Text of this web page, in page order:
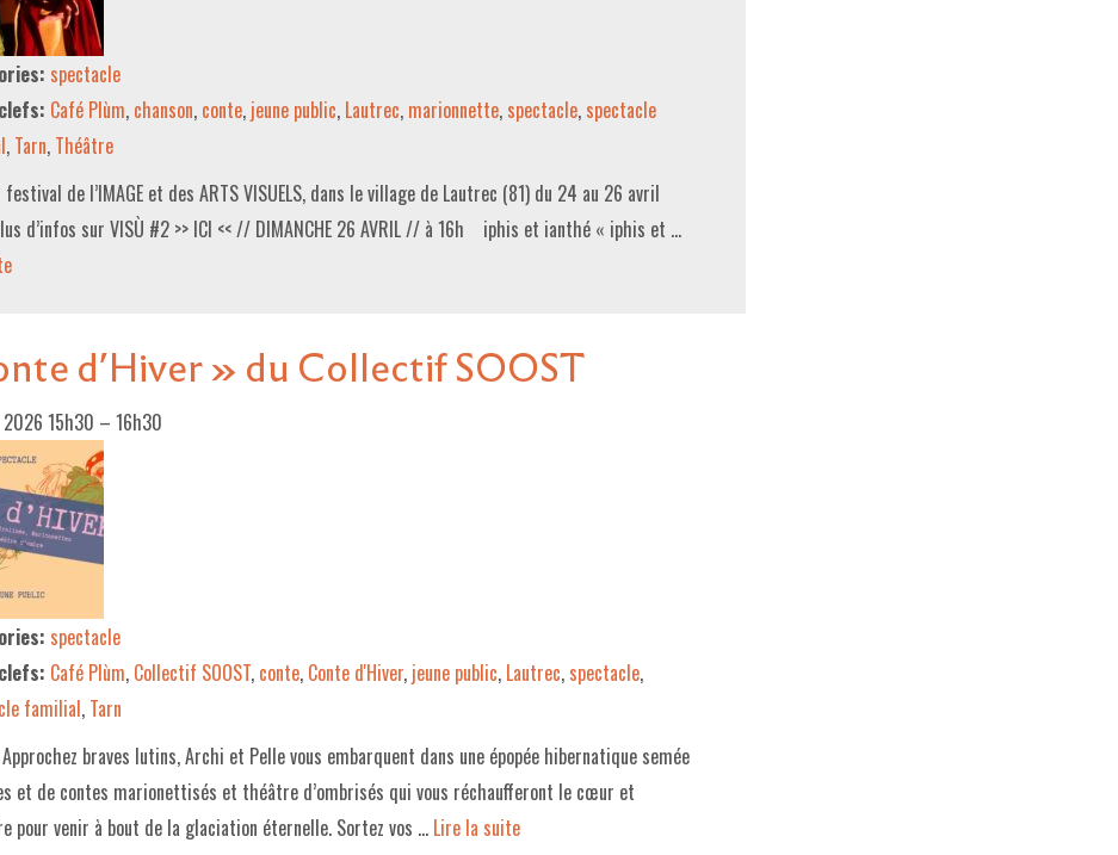
spectacle
Café Plùm, chanson, conte, jeune public, Lautrec, marionnette, spectacle, spectacle
, Tarn, Théâtre
de l’IMAGE et des ARTS VISUELS, dans le village de Lautrec (81) du 24 au 26 avril
d’infos sur VISÙ #2 >> ICI << // DIMANCHE 26 AVRIL // à 16h iphis et ianthé « iphis et …
d’Hiver » du Collectif SOOST
15h30 – 16h30
spectacle
Café Plùm, Collectif SOOST, conte, Conte d'Hiver, jeune public, Lautrec, spectacle,
familial, Tarn
braves lutins, Archi et Pelle vous embarquent dans une épopée hibernatique semée
et de contes marionettisés et théâtre d’ombrisés qui vous réchaufferont le cœur et
pour venir à bout de la glaciation éternelle. Sortez vos … Lire la suite­­